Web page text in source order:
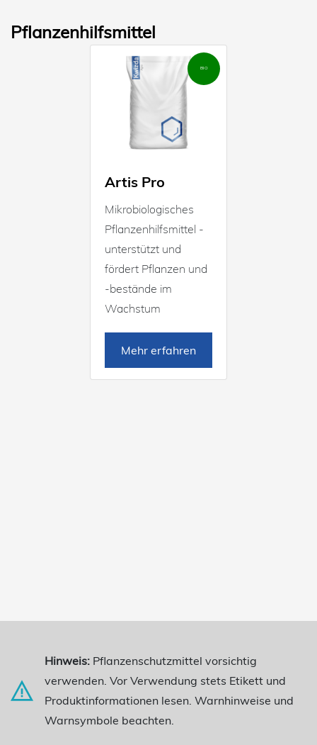
Pflanzenhilfsmittel
BIO
Artis Pro
Mikrobiologisches
Pflanzenhilfsmittel -
unterstützt und
fördert Pflanzen und
-bestände im
Wachstum
Mehr erfahren
Hinweis: Pflanzenschutzmittel vorsichtig
verwenden. Vor Verwendung stets Etikett und
Produktinformationen lesen. Warnhinweise und
Warnsymbole beachten.